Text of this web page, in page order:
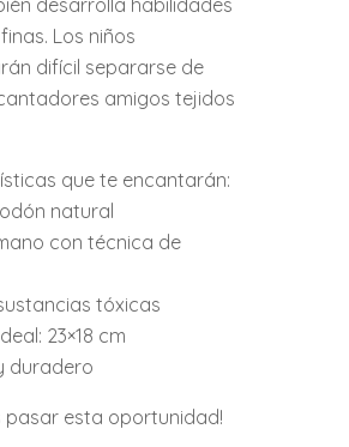
desarrolla habilidades
Los niños
difícil separarse de
amigos tejidos
que te encantarán:
natural
con técnica de
tóxicas
23×18 cm
duradero
pasar esta oportunidad!